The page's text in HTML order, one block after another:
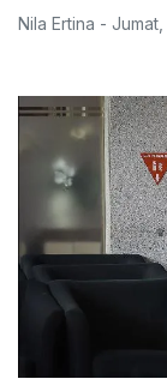
Nila Ertina - Jumat